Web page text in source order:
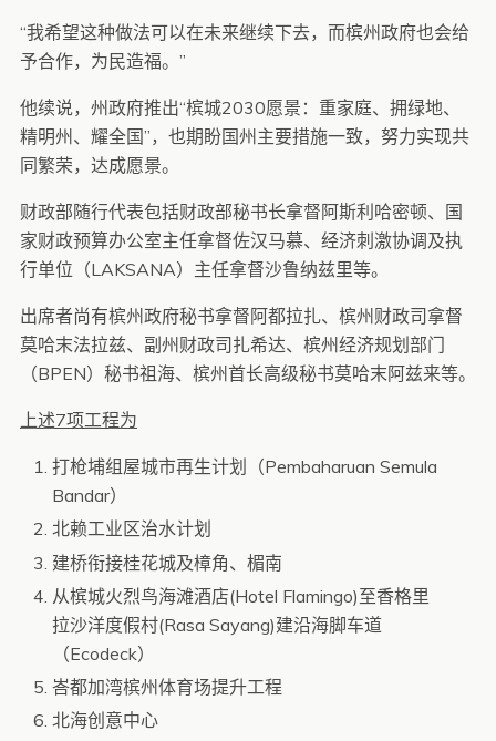
“我希望这种做法可以在未来继续下去，而槟州政府也会给
予合作，为民造福。”
他续说，州政府推出“槟城2030愿景：重家庭、拥绿地、
精明州、耀全国”，也期盼国州主要措施一致，努力实现共
同繁荣，达成愿景。
财政部随行代表包括财政部秘书长拿督阿斯利哈密顿、国
家财政预算办公室主任拿督佐汉马慕、经济刺激协调及执
行单位（LAKSANA）主任拿督沙鲁纳兹里等。
出席者尚有槟州政府秘书拿督阿都拉扎、槟州财政司拿督
莫哈末法拉兹、副州财政司扎希达、槟州经济规划部门
（BPEN）秘书祖海、槟州首长高级秘书莫哈末阿兹来等。
上述7项工程为
打枪埔组屋城市再生计划（Pembaharuan Semula
Bandar）
北赖工业区治水计划
建桥衔接桂花城及樟角、楣南
从槟城火烈鸟海滩酒店(Hotel Flamingo)至香格里
拉沙洋度假村(Rasa Sayang)建沿海脚车道
（Ecodeck）
峇都加湾槟州体育场提升工程
北海创意中心